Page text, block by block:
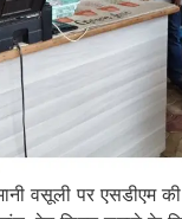
वसूली पर एसडीएम